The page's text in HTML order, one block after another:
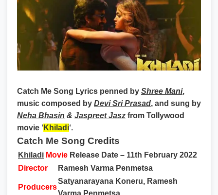
Catch Me Song Lyrics penned by Shree Mani,
music composed by Devi Sri Prasad, and sung by
Neha Bhasin & Jaspreet Jasz from Tollywood
movie ‘Khiladi‘.
Catch Me Song Credits
Khiladi Movie Release Date – 11th February 2022
Director
Ramesh Varma Penmetsa
Producers
Satyanarayana Koneru, Ramesh
Varma Penmetsa